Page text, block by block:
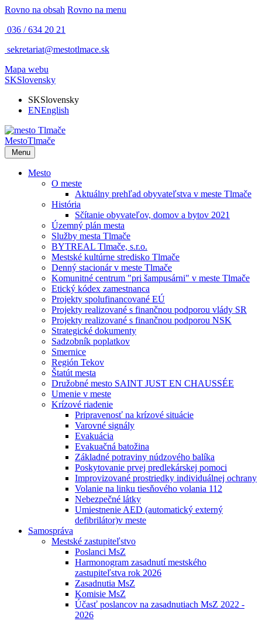
Rovno na obsah Rovno na menu
036 / 634 20 21
sekretariat@mestotlmace.sk
Mapa webu
SKSlovensky
SKSlovensky
ENEnglish
MestoTlmače
Menu
Mesto
O meste
Aktuálny prehľad obyvateľstva v meste Tlmače
História
Sčítanie obyvateľov, domov a bytov 2021
Územný plán mesta
Služby mesta Tlmače
BYTREAL Tlmače, s.r.o.
Mestské kultúrne stredisko Tlmače
Denný stacionár v meste Tlmače
Komunitné centrum "pri šampusárni" v meste Tlmače
Etický kódex zamestnanca
Projekty spolufinancované EÚ
Projekty realizované s finančnou podporou vlády SR
Projekty realizované s finančnou podporou NSK
Strategické dokumenty
Sadzobník poplatkov
Smernice
Región Tekov
Štatút mesta
Družobné mesto SAINT JUST EN CHAUSSÉE
Umenie v meste
Krízové riadenie
Pripravenosť na krízové situácie
Varovné signály
Evakuácia
Evakuačná batožina
Základné potraviny núdzového balíka
Poskytovanie prvej predlekárskej pomoci
Improvizované prostriedky individuálnej ochrany
Volanie na linku tiesňového volania 112
Nebezpečné látky
Umiestnenie AED (automatický externý
defibrilátor)v meste
Samospráva
Mestské zastupiteľstvo
Poslanci MsZ
Harmonogram zasadnutí mestského
zastupiteľstva rok 2026
Zasadnutia MsZ
Komisie MsZ
Účasť poslancov na zasadnutiach MsZ 2022 -
2026